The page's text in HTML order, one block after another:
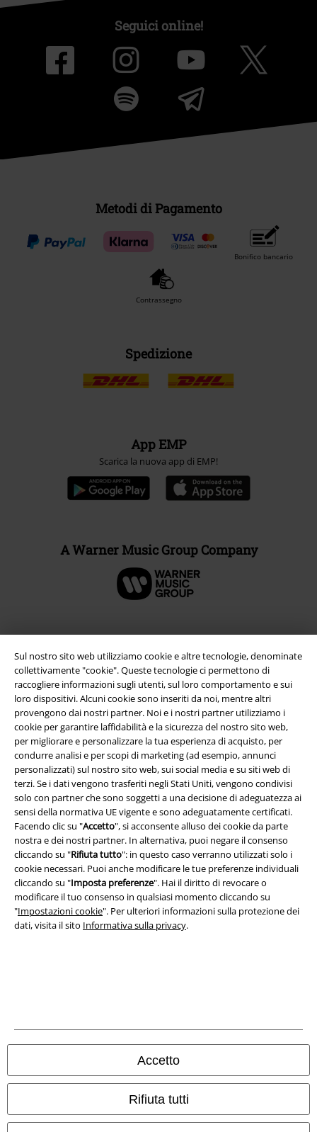
Sul nostro sito web utilizziamo cookie e altre tecnologie, denominate
collettivamente "cookie". Queste tecnologie ci permettono di
raccogliere informazioni sugli utenti, sul loro comportamento e sui
loro dispositivi. Alcuni cookie sono inseriti da noi, mentre altri
provengono dai nostri partner. Noi e i nostri partner utilizziamo i
cookie per garantire laffidabilità e la sicurezza del nostro sito web,
per migliorare e personalizzare la tua esperienza di acquisto, per
condurre analisi e per scopi di marketing (ad esempio, annunci
personalizzati) sul nostro sito web, sui social media e su siti web di
terzi. Se i dati vengono trasferiti negli Stati Uniti, vengono condivisi
solo con partner che sono soggetti a una decisione di adeguatezza ai
sensi della normativa UE vigente e sono adeguatamente certificati.
Facendo clic su "Accetto", si acconsente alluso dei cookie da parte
nostra e dei nostri partner. In alternativa, puoi negare il consenso
cliccando su "Rifiuta tutto": in questo caso verranno utilizzati solo i
cookie necessari. Puoi anche modificare le tue preferenze individuali
cliccando su "Imposta preferenze". Hai il diritto di revocare o
modificare il tuo consenso in qualsiasi momento cliccando su
"Impostazioni cookie". Per ulteriori informazioni sulla protezione dei
dati, visita il sito Informativa sulla privacy.
Accetto
Rifiuta tutti
Seguici online!
Metodi di Pagamento
Bonifico bancario
Contrassegno
Spedizione
App EMP
Scarica la nuova app di EMP!
A Warner Music Group Company
Info legali
Termini & Condizioni
Redazione
Legge sulla Privacy
Smaltimento rifiuti e protezione dell’ambiente
Dichiarazione di Conformità